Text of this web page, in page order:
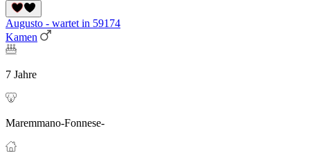
Augusto - wartet in 59174
Kamen
7 Jahre
Maremmano-Fonnese-